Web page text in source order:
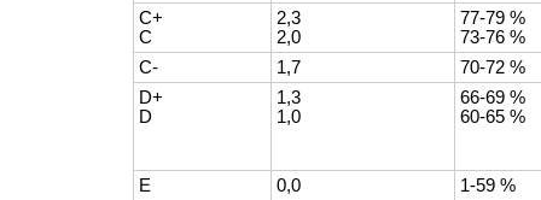
C+
C
2,3
2,0
77-79 %
73-76 %
C-
1,7
70-72 %
D+
D
1,3
1,0
66-69 %
60-65 %
E 0,0 1-59 %